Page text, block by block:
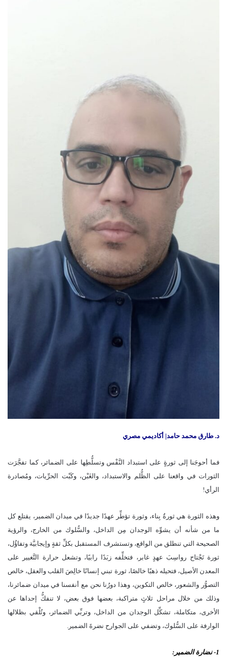
د. طارق محمد حامد| أكاديمي مصري
فما أحوجَنا إلى ثورةٍ على استبداد النَّفْس وتسلُّطِها على الضمائر، كما تفجَّرَت
الثورات في واقعنا على الظُّلم والاستبداد، والغَبْن، وكَبْت الحرِّيات، ومُصادرة
الرأي!
وهذه الثورة هي ثورةُ بِناء، وثورة تؤطِّر عهدًا جديدًا في ميدان الضمير، يقتلع كل
ما من شأنه أن يشوِّه الوجدان مِن الداخل، والسُّلوك من الخارج، والرؤية
الصحيحة التي تنطلق من الواقع، وتستشرف المستقبل بكلِّ ثقةٍ وإيجابيَّة وتفاؤُل،
ثورة تَجْتاح رواسِبَ عهدٍ غابر، فتخلِّفه زبَدًا رابيًا، وتشعل حرارة التَّغيير على
المعدن الأصيل، فتحيله ذهبًا خالصًا، ثورة تبني إنسانًا خالِصَ القلب والعقل، خالص
التصوُّر والشعور، خالص التكوين، وهذا دورُنا نحن مع أنفسنا في ميدان ضمائرنا،
وذلك من خلال مراحل ثلاثٍ متراكبة، بعضها فوق بعض، لا تنفكُّ إحداها عن
الأخرى، متكاملة، تشكِّل الوجدان من الداخل، وتربِّي الضمائر، وتُلْقي بظلالها
الوارفة على السُّلوك، وتضفي على الجوارح نضرةَ الضمير.
1- نضارة الضمير: